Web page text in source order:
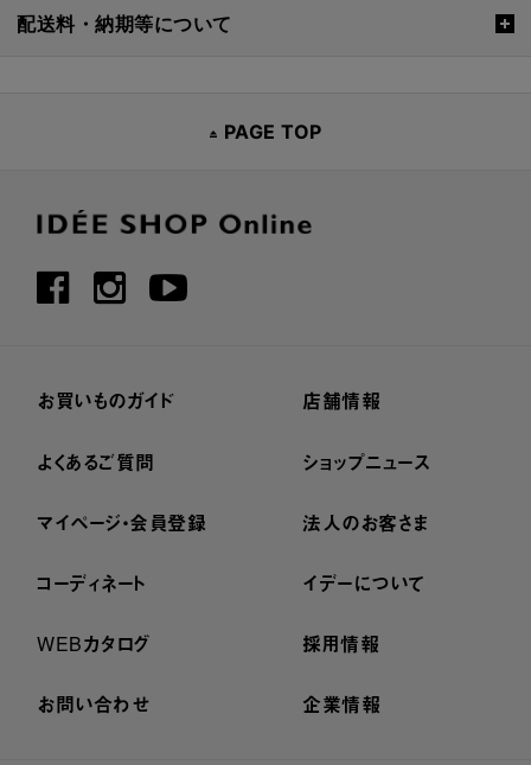
配送料・納期等について
PAGE TOP
お買いものガイド
よくあるご質問
マイページ・会員登録
コーディネート
WEBカタログ
お問い合わせ
店舗情報
ショップニュース
法人のお客さま
イデーについて
採用情報
企業情報